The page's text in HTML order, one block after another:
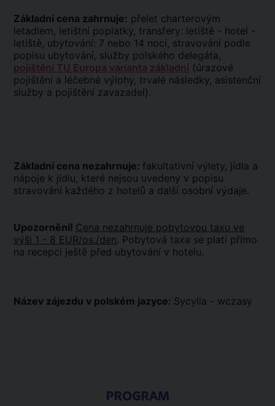
Základní cena zahrnuje: přelet charterovým
letadlem, letištní poplatky, transfery: letiště - hotel -
letiště, ubytování: 7 nebo 14 nocí, stravování podle
popisu ubytování, služby polského delegáta,
pojištění TU Europa varianta základní (úrazové
pojištění a léčebné výlohy, trvalé následky, asistenční
služby a pojištění zavazadel).
Základní cena nezahrnuje: fakultativní výlety, jídla a
nápoje k jídlu, které nejsou uvedeny v popisu
stravování každého z hotelů a další osobní výdaje.
Upozornění! Cena nezahrnuje pobytovou taxu ve
výši 1 - 8 EUR/os./den. Pobytová taxa se platí přímo
na recepci ještě před ubytování v hotelu.
Název zájezdu v polském jazyce: Sycylia - wczasy
PROGRAM